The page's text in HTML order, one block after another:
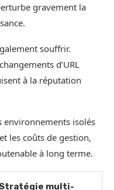
gravement la
souffrir.
d’URL
à la réputation
environnements isolés
et les coûts de gestion,
à long terme.
Stratégie multi-